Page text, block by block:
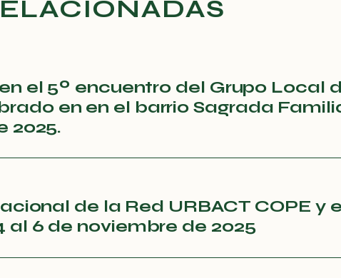
el 5º encuentro del Grupo Local
en en el barrio Sagrada
2025.
de la Red URBACT COPE y
al 6 de noviembre de 2025